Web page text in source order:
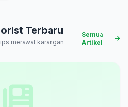
Terbaru
merawat karangan
Semua
Artikel